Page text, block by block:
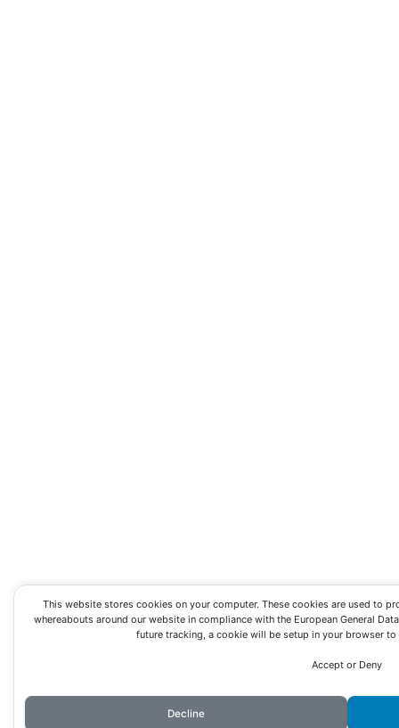
This website stores cookies on your computer. These cookies are used to
whereabouts around our website in compliance with the European General
future tracking, a cookie will be setup in your browser
Accept or Deny
Decline